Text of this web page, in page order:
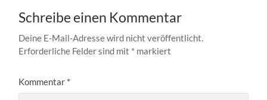
Schreibe einen Kommentar
Deine E-Mail-Adresse wird nicht veröffentlicht.
Erforderliche Felder sind mit * markiert
Kommentar *